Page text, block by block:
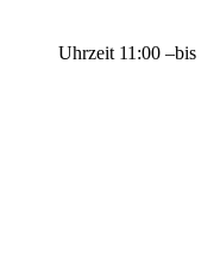
Uhrzeit 11:00 –bis